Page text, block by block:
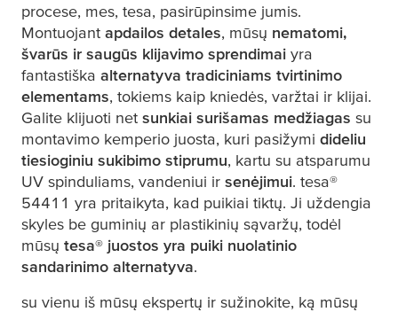
procese, mes, tesa, pasirūpinsime jumis.
Montuojant apdailos detales, mūsų nematomi,
švarūs ir saugūs klijavimo sprendimai yra
fantastiška alternatyva tradiciniams tvirtinimo
elementams, tokiems kaip kniedės, varžtai ir klijai.
Galite klijuoti net sunkiai surišamas medžiagas su
montavimo kemperio juosta, kuri pasižymi dideliu
tiesioginiu sukibimo stiprumu, kartu su atsparumu
UV spinduliams, vandeniui ir senėjimui. tesa®
54411 yra pritaikyta, kad puikiai tiktų. Ji uždengia
skyles be guminių ar plastikinių sąvaržų, todėl
mūsų tesa® juostos yra puiki nuolatinio
sandarinimo alternatyva.
su vienu iš mūsų ekspertų ir sužinokite, ką mūsų